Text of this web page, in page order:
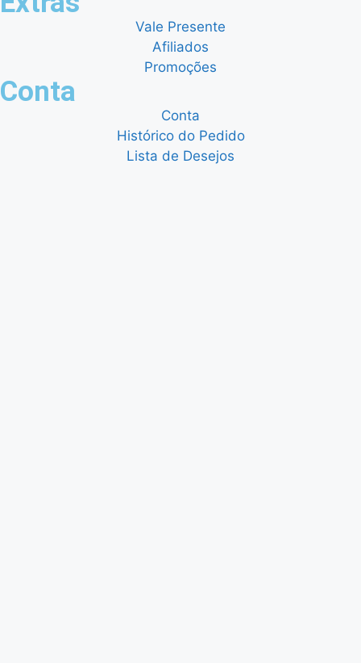
Vale Presente
Afiliados
Promoções
Conta
Conta
Histórico do Pedido
Lista de Desejos